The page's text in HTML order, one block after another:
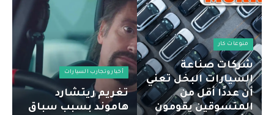
منوعات كار
شركات صناعة
السيارات البخل تعني
أن عددًا أقل من
المتسوقين يقومون
أخبار وتجارب السيارات
تغريم ريتشارد
هاموند بسبب سباق